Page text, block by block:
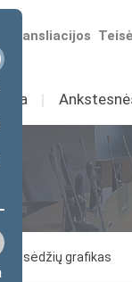
transliacijos
I
Posėdžių grafikas